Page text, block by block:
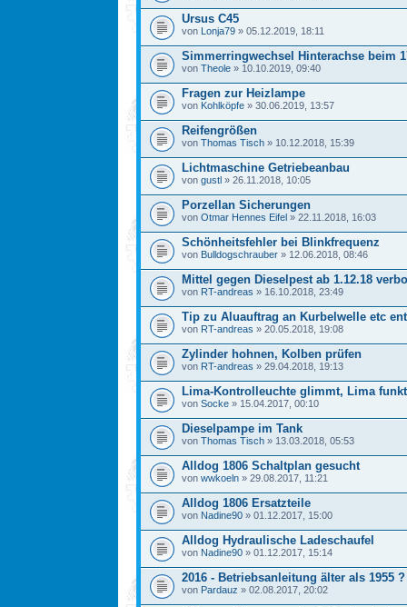
Ursus C45
von Lonja79 » 05.12.2019, 18:11
Simmerringwechsel Hinterachse beim
von Theole » 10.10.2019, 09:40
Fragen zur Heizlampe
von Kohlköpfe » 30.06.2019, 13:57
Reifengrößen
von Thomas Tisch » 10.12.2018, 15:39
Lichtmaschine Getriebeanbau
von gustl » 26.11.2018, 10:05
Porzellan Sicherungen
von Otmar Hennes Eifel » 22.11.2018, 16:03
Schönheitsfehler bei Blinkfrequenz
von Bulldogschrauber » 12.06.2018, 08:46
Mittel gegen Dieselpest ab 1.12.18
von RT-andreas » 16.10.2018, 23:49
Tip zu Aluauftrag an Kurbelwelle etc
von RT-andreas » 20.05.2018, 19:08
Zylinder hohnen, Kolben prüfen
von RT-andreas » 29.04.2018, 19:13
Lima-Kontrolleuchte glimmt, Lima
von Socke » 15.04.2017, 00:10
Dieselpampe im Tank
von Thomas Tisch » 13.03.2018, 05:53
Alldog 1806 Schaltplan gesucht
von wwkoeln » 29.08.2017, 11:21
Alldog 1806 Ersatzteile
von Nadine90 » 01.12.2017, 15:00
Alldog Hydraulische Ladeschaufel
von Nadine90 » 01.12.2017, 15:14
2016 - Betriebsanleitung älter als 1955 ?
von Pardauz » 02.08.2017, 20:02